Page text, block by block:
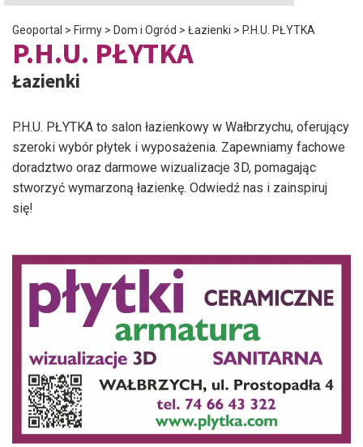
Geoportal > Firmy > Dom i Ogród > Łazienki > P.H.U. PŁYTKA
P.H.U. PŁYTKA
Łazienki
P.H.U. PŁYTKA to salon łazienkowy w Wałbrzychu, oferujący
szeroki wybór płytek i wyposażenia. Zapewniamy fachowe
doradztwo oraz darmowe wizualizacje 3D, pomagając
stworzyć wymarzoną łazienkę. Odwiedź nas i zainspiruj
się!